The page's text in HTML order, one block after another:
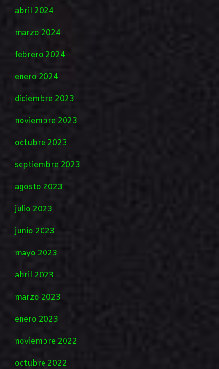
abril 2024
marzo 2024
febrero 2024
enero 2024
diciembre 2023
noviembre 2023
octubre 2023
septiembre 2023
agosto 2023
julio 2023
junio 2023
mayo 2023
abril 2023
marzo 2023
enero 2023
noviembre 2022
octubre 2022